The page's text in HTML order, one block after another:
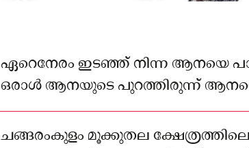
ഏറെനേരം ഇടഞ്ഞ് നിന്ന ആനയെ
ഒരാൾ ആനയുടെ പുറത്തിരുന്ന്
നിയന്ത്രണ വിധേയമാക്കിയതോടെ
നഷ്ടം സംഭവിച്ചില്ല
ചങ്ങരംകുളം മൂക്കുതല ക്ഷേത്രത്തിലെ